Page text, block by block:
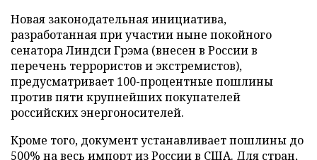
Новая законодательная инициатива,
разработанная при участии ныне покойного
сенатора Линдси Грэма (внесен в России в
перечень террористов и экстремистов),
предусматривает 100-процентные пошлины
против пяти крупнейших покупателей
российских энергоносителей.
Кроме того, документ устанавливает пошлины до
500% на весь импорт из России в США. Для стран,